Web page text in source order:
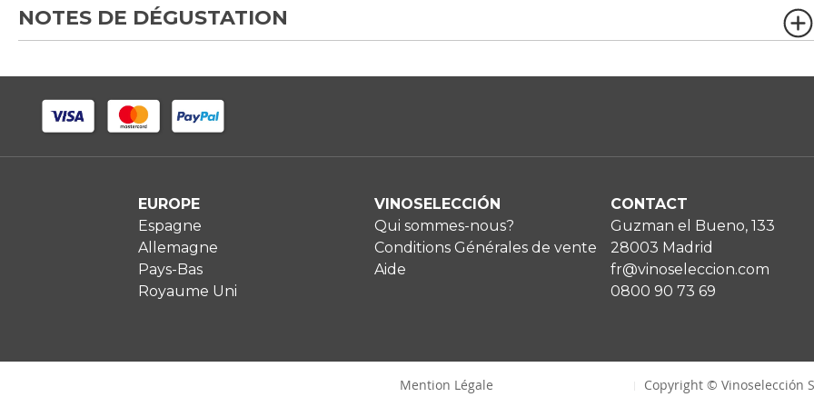
NOTES DE DÉGUSTATION
EUROPE
Espagne
Allemagne
Pays-Bas
Royaume Uni
VINOSELECCIÓN
Qui sommes-nous?
Conditions Générales de vente
Aide
CONTACT
Guzman el Bueno, 133
28003 Madrid
fr@vinoseleccion.com
0800 90 73 69
Mention Légale
Copyright © Vinoselección